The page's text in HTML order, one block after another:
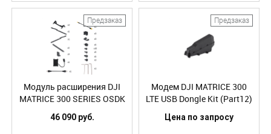
Предзаказ
Модуль расширения DJI
MATRICE 300 SERIES OSDK
Expansion Module (Part13)
46 090 руб.
Предзаказ
Модем DJI MATRICE 300
LTE USB Dongle Kit (Part12)
Цена по запросу